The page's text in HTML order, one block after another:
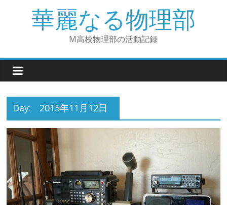
華麗なる物理部
M高校物理部の活動記録
Day: 2015年11月12日